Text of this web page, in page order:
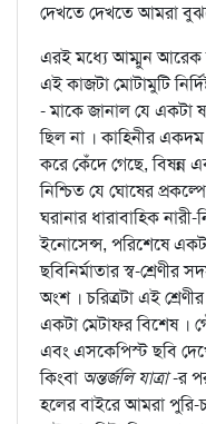
দেখতে দেখতে আমরা
এরই মধ্যে আম্মুন আরেক
এই কাজটা মোটামুটি
- মাকে জানাল যে একটা
ছিল না । কাহিনীর একদম
করে কেঁদে গেছে, বিষন্ন
নিশ্চিত যে ঘোষের
ঘরানার ধারাবাহিক
ইনোসেন্স, পরিশেষে
ছবিনির্মাতার স্ব-
অংশ । চরিত্রটা এই
একটা মেটাফর বিশেষ ।
এবং এসকেপিস্ট ছবি
কিংবাঅন্তর্জলি যাত্রা-র
হলের বাইরে আমরা